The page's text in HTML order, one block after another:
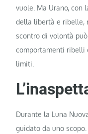
vuole. Ma Urano, con
della libertà e ribelle,
scontro di volontà
comportamenti ribelli
limiti.
Durante la Luna
guidato da uno